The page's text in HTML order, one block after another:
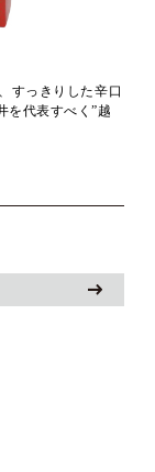
すっきりした辛口
を代表すべく”越